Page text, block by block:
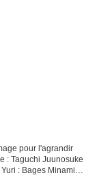
pour l'agrandir
: Taguchi Juunosuke
: Bages Minami